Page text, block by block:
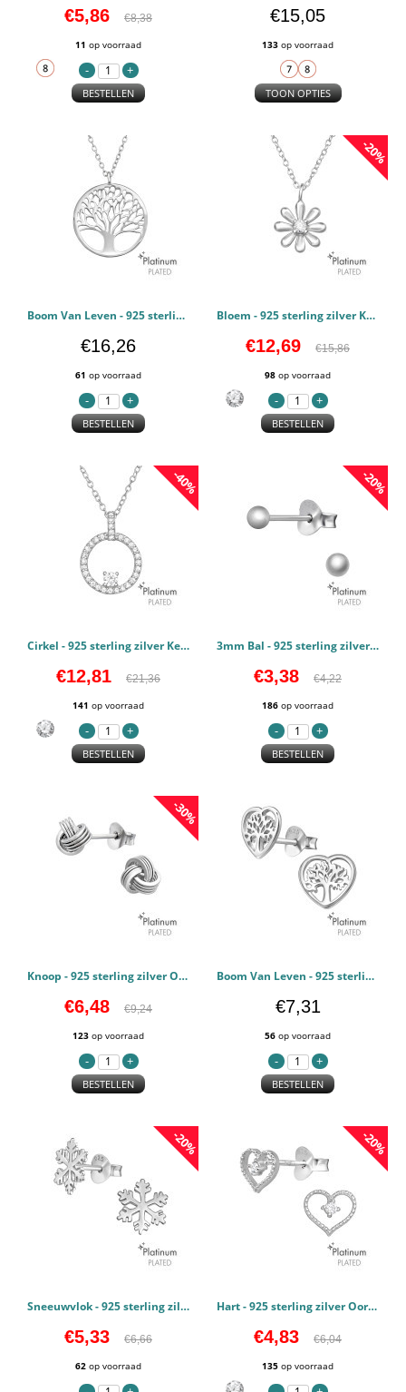
€5,86 €8,38
11 op voorraad
BESTELLEN
€15,05
133 op voorraad
TOON OPTIES
Boom Van Leven - 925 sterling zilver Kettingen PCJW44120
€16,26
61 op voorraad
BESTELLEN
-20%
Bloem - 925 sterling zilver Kettingen met kristallen PCJW44119
€12,69 €15,86
98 op voorraad
BESTELLEN
-40%
Cirkel - 925 sterling zilver Kettingen met kristallen PCJW44118
€12,81 €21,36
141 op voorraad
BESTELLEN
-20%
3mm Bal - 925 sterling zilver Standaard oorstekers PCJW44116
€3,38 €4,22
186 op voorraad
BESTELLEN
-30%
Knoop - 925 sterling zilver Oorstekers Egaal PCJW44115
€6,48 €9,24
123 op voorraad
BESTELLEN
Boom Van Leven - 925 sterling zilver Oorstekers Egaal PCJW44114
€7,31
56 op voorraad
BESTELLEN
-20%
Sneeuwvlok - 925 sterling zilver Oorstekers Egaal PCJW44113
€5,33 €6,66
62 op voorraad
-20%
Hart - 925 sterling zilver Oorstekers Zirconia PCJW44112
€4,83 €6,04
135 op voorraad